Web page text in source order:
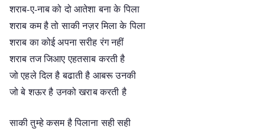
शराब-ए-नाब को दो आतेशा बना के पिला
शराब कम है तो साकी नज़र मिला के पिला
शराब का कोई अपना सरीह रंग नहीं
शराब तज जिआए एहतसाब करती है
जो एहले दिल है बढाती है आबरू उनकी
जो बे शऊर है उनको खराब करती है
साकी तुम्हे कसम है पिलाना सही सही